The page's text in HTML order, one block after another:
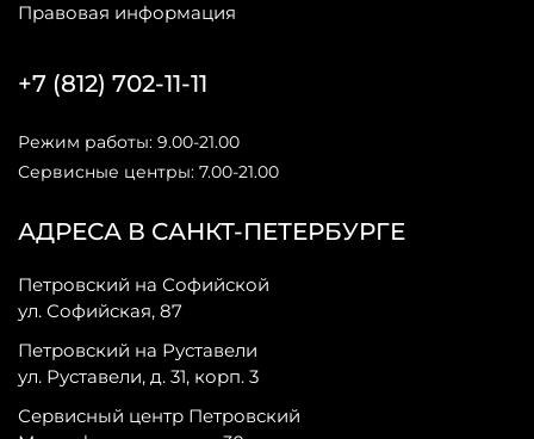
Правовая информация
АДРЕСА В САНКТ-ПЕТЕРБУРГЕ
Петровский на Софийской
ул. Софийская, 87
Петровский на Руставели
ул. Руставели, д. 31, корп. 3
Сервисный центр Петровский
+7 (812) 702-11-11
Режим работы: 9.00-21.00
Сервисные центры: 7.00-21.00